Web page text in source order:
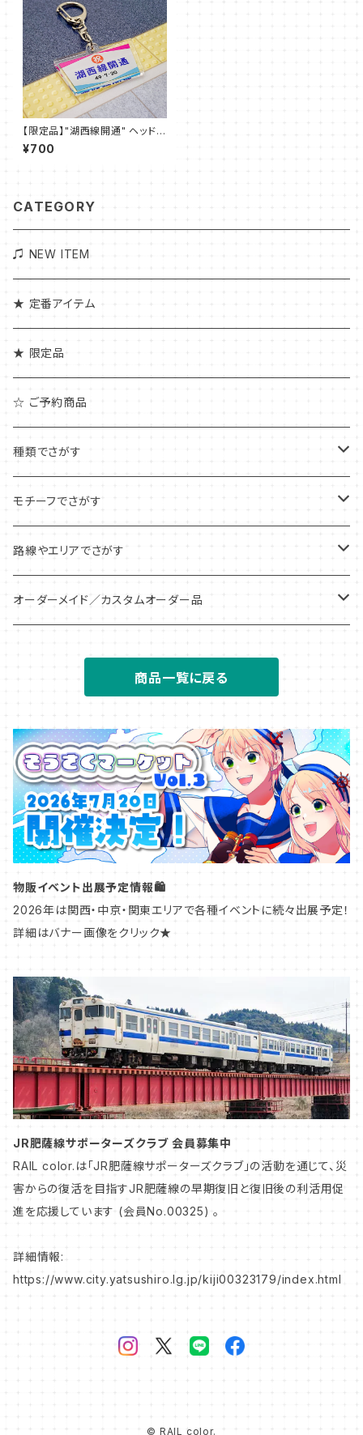
【限定品】"湖西線開通" ヘッドマ
ーク アクリルキーホルダー
¥700
CATEGORY
♫ NEW ITEM
★ 定番アイテム
★ 限定品
☆ ご予約商品
種類でさがす
アクリルキーホルダー
アクリルチャーム
アンブレラ/ボトルマーカー
アクリルジオラマ
アクリルスタンド
マスキングテープ
ペーパーコースター
鉄道模型グッズ
モチーフでさがす
ピクトグラム
信号・標識
仕業札・識別札
鉄道標記
鉄道アクセサリー
愛称札・種別札
ヘッドマーク・トレインマーク
鉄道模型グッズ
路線やエリアでさがす
全国
甲信越
北陸
中部
関西
九州
東海道本線／東海道新幹線
山陽本線／山陽新幹線
中央本線
上越線
総武本線
オーダーメイド／カスタムオーダー品
アクリルチャーム
商品一覧に戻る
物販イベント出展予定情報🛍️
2026年は関西・中京・関東エリアで各種イベントに続々出展予定！
詳細はバナー画像をクリック★
JR肥薩線サポーターズクラブ 会員募集中
RAIL color.は「JR肥薩線サポーターズクラブ」の活動を通じて、災
害からの復活を目指すJR肥薩線の早期復旧と復旧後の利活用促
進を応援しています (会員No.00325) 。
詳細情報:
https://www.city.yatsushiro.lg.jp/kiji00323179/index.html
© RAIL color.